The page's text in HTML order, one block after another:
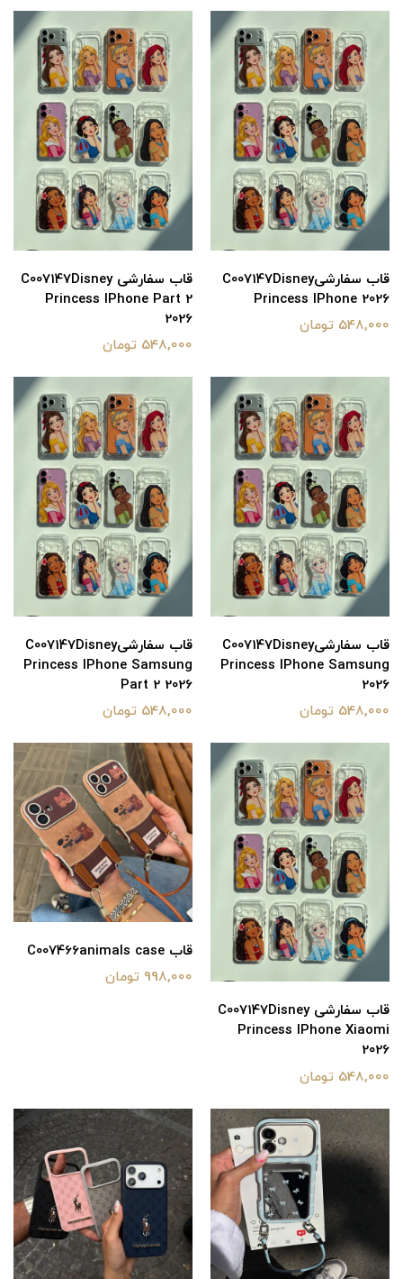
قاب سفارشیC007147Disney
Princess IPhone 2026
548,000 تومان
قاب سفارشی C007147Disney
Princess IPhone Part 2
2026
548,000 تومان
قاب سفارشیC007147Disney
Princess IPhone Samsung
2026
548,000 تومان
قاب سفارشیC007147Disney
Princess IPhone Samsung
Part 2 2026
548,000 تومان
قاب سفارشی C007147Disney
Princess IPhone Xiaomi
2026
548,000 تومان
قاب C007466animals case
998,000 تومان